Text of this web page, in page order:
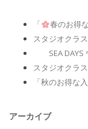
「 春のお得
スタジオクラ
SEA DAYS
スタジオクラ
「秋のお得な
アーカイブ